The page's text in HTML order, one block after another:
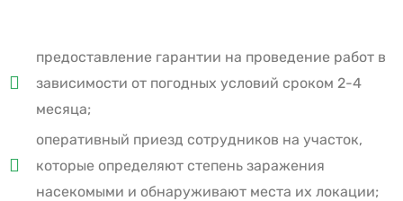
предоставление гарантии на проведение работ в
зависимости от погодных условий сроком 2-4
месяца;
оперативный приезд сотрудников на участок,
которые определяют степень заражения
насекомыми и обнаруживают места их локации;